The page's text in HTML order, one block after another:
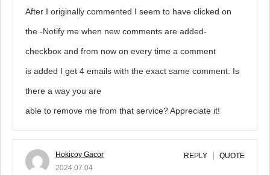
After I originally commented I seem to have clicked on
the -Notify me when new comments are added-
checkbox and from now on every time a comment
is added I get 4 emails with the exact same comment. Is
there a way you are
able to remove me from that service? Appreciate it!
Hokicoy Gacor
2024.07.04
REPLY QUOTE